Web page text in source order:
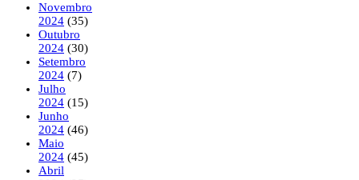
Novembro
2024 (35)
Outubro
2024 (30)
Setembro
2024 (7)
Julho
2024 (15)
Junho
2024 (46)
Maio
2024 (45)
Abril